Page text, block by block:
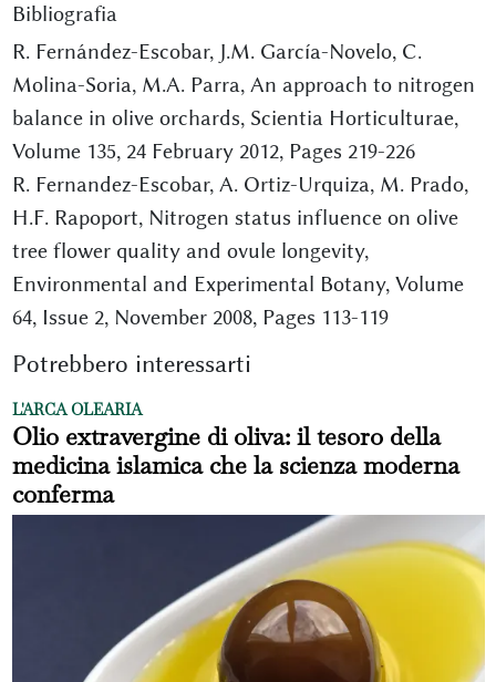
Bibliografia
R. Fernández-Escobar, J.M. García-Novelo, C.
Molina-Soria, M.A. Parra, An approach to nitrogen
balance in olive orchards, Scientia Horticulturae,
Volume 135, 24 February 2012, Pages 219-226
R. Fernandez-Escobar, A. Ortiz-Urquiza, M. Prado,
H.F. Rapoport, Nitrogen status influence on olive
tree flower quality and ovule longevity,
Environmental and Experimental Botany, Volume
64, Issue 2, November 2008, Pages 113-119
Potrebbero interessarti
L'ARCA OLEARIA
Olio extravergine di oliva: il tesoro della
medicina islamica che la scienza moderna
conferma